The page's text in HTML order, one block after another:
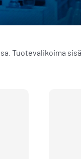
Tuotevalikoima